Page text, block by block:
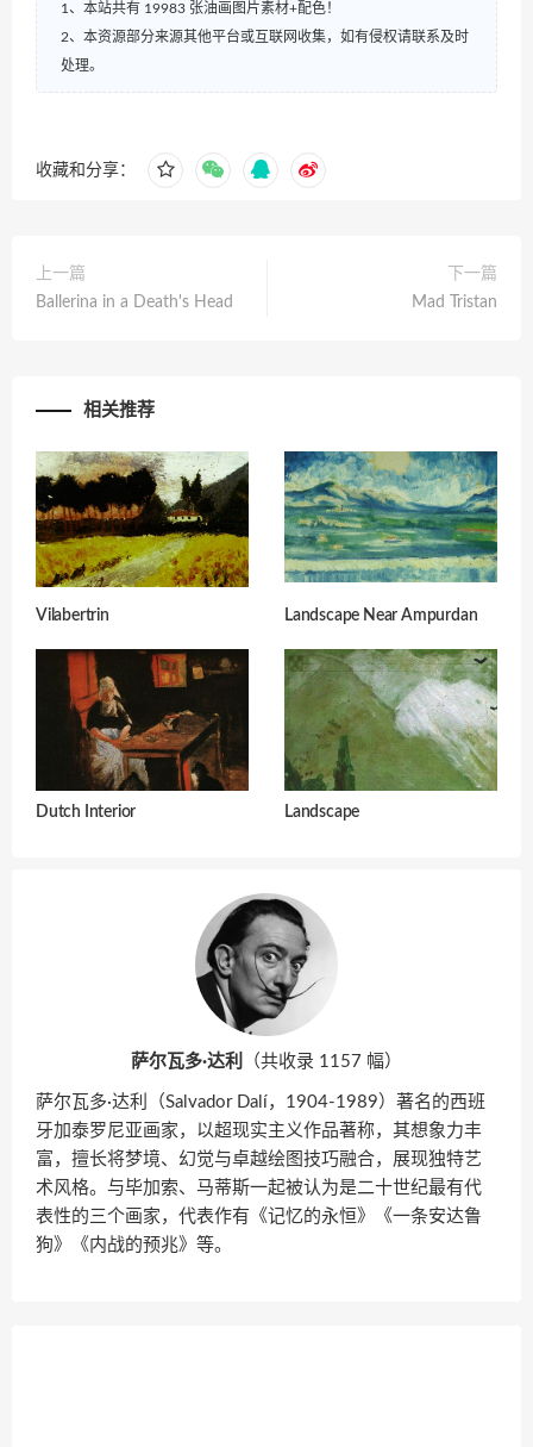
1、本站共有 19983 张油画图片素材+配色！
2、本资源部分来源其他平台或互联网收集，如有侵权请联系及时
处理。
收藏和分享：
上一篇
Ballerina in a Death's Head
下一篇
Mad Tristan
相关推荐
Vilabertrin Landscape Near Ampurdan
Dutch Interior Landscape
萨尔瓦多·达利 （共收录 1157 幅）
萨尔瓦多·达利（Salvador Dalí，1904-1989）著名的西班
牙加泰罗尼亚画家，以超现实主义作品著称，其想象力丰
富，擅长将梦境、幻觉与卓越绘图技巧融合，展现独特艺
术风格。与毕加索、马蒂斯一起被认为是二十世纪最有代
表性的三个画家，代表作有《记忆的永恒》《一条安达鲁
狗》《内战的预兆》等。